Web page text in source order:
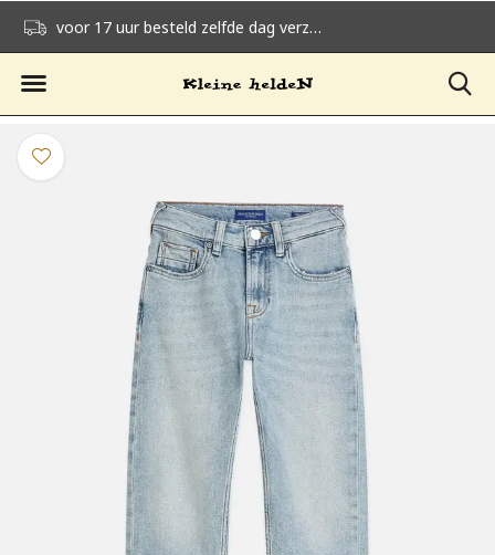
voor 17 uur besteld zelfde dag verzonden